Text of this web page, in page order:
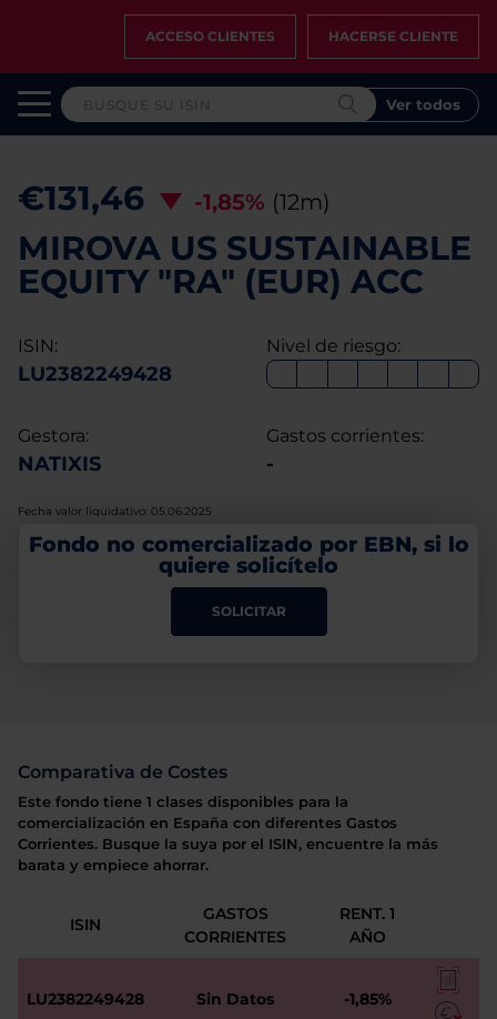
ACCESO CLIENTES HACERSE CLIENTE
Ver todos
€131,46 -1,85% (12m)
MIROVA US SUSTAINABLE
EQUITY "RA" (EUR) ACC
ISIN:
LU2382249428
Nivel de riesgo:
Gestora:
NATIXIS
Gastos corrientes:
-
Fecha valor liquidativo: 05.06.2025
Fondo no comercializado por EBN, si lo
quiere solicítelo
SOLICITAR
Comparativa de Costes
Este fondo tiene 1 clases disponibles para la
comercialización en España con diferentes Gastos
Corrientes. Busque la suya por el ISIN, encuentre la más
barata y empiece ahorrar.
ISIN
GASTOS
CORRIENTES
RENT. 1
AÑO
LU2382249428 Sin Datos -1,85%